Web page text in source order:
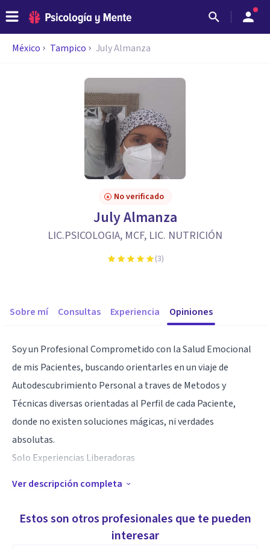
México Tampico July Almanza
No verificado
July Almanza
LIC.PSICOLOGIA, MCF, LIC. NUTRICIÓN
(3)
Sobre mí Consultas Experiencia Opiniones
Soy un Profesional Comprometido con la Salud Emocional
de mis Pacientes, buscando orientarles en un viaje de
Autodescubrimiento Personal a traves de Metodos y
Técnicas diversas orientadas al Perfil de cada Paciente,
donde no existen soluciones mágicas, ni verdades
absolutas.
Solo Experiencias Liberadoras
Especialidad
Humanista y Experiencia de más de 10 años en una
Ver descripción completa
Estos son otros profesionales que te pueden
interesar